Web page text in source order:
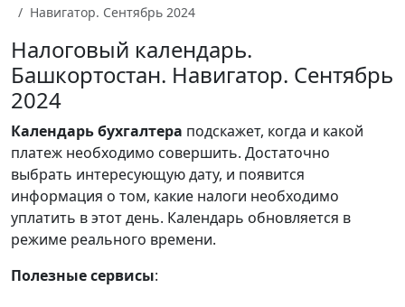
Навигатор. Сентябрь 2024
Налоговый календарь.
Башкортостан. Навигатор. Сентябрь
2024
Календарьбухгалтера подскажет, когда и какой
платеж необходимо совершить. Достаточно
выбрать интересующую дату, и появится
информация о том, какие налоги необходимо
уплатить в этот день. Календарь обновляется в
режиме реального времени.
Полезные сервисы: